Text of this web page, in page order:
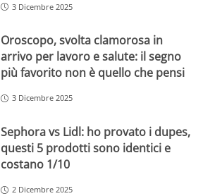
3 Dicembre 2025
Oroscopo, svolta clamorosa in
arrivo per lavoro e salute: il segno
più favorito non è quello che pensi
3 Dicembre 2025
Sephora vs Lidl: ho provato i dupes,
questi 5 prodotti sono identici e
costano 1/10
2 Dicembre 2025